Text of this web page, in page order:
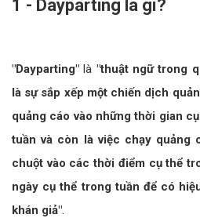
1 - Dayparting là gì?
"Dayparting" là "thuật ngữ trong
là sự sắp xếp một chiến dịch
quảng cáo vào những thời gian
tuần và còn là việc chạy quảng
chuột vào các thời điểm cụ thể
ngày cụ thể trong tuần để có
khán giả".